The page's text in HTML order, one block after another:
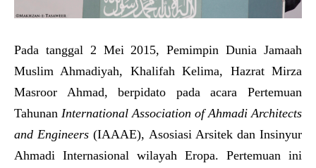
Pada tanggal 2 Mei 2015, Pemimpin Dunia Jamaah
Muslim Ahmadiyah, Khalifah Kelima, Hazrat Mirza
Masroor Ahmad, berpidato pada acara Pertemuan
Tahunan International Association of Ahmadi Architects
and Engineers (IAAAE), Asosiasi Arsitek dan Insinyur
Ahmadi Internasional wilayah Eropa. Pertemuan ini